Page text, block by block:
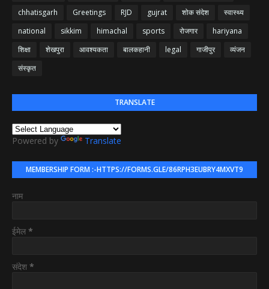
chhatisgarh
Greetings RJD gujrat शोक संदेश
स्वास्थ्य
national
sikkim himachal sports रोजगार
hariyana
शिक्षा
शेखपुरा आवश्यकता बालकहानी legal गाजीपुर
व्यंजन
संस्कृत
TRANSLATE
Powered by Translate
MEMBERSHIP FORM :-HTTPS://FORMS.GLE/86RPH3EUBRY4MXVT9
नाम
ईमेल *
संदेश *